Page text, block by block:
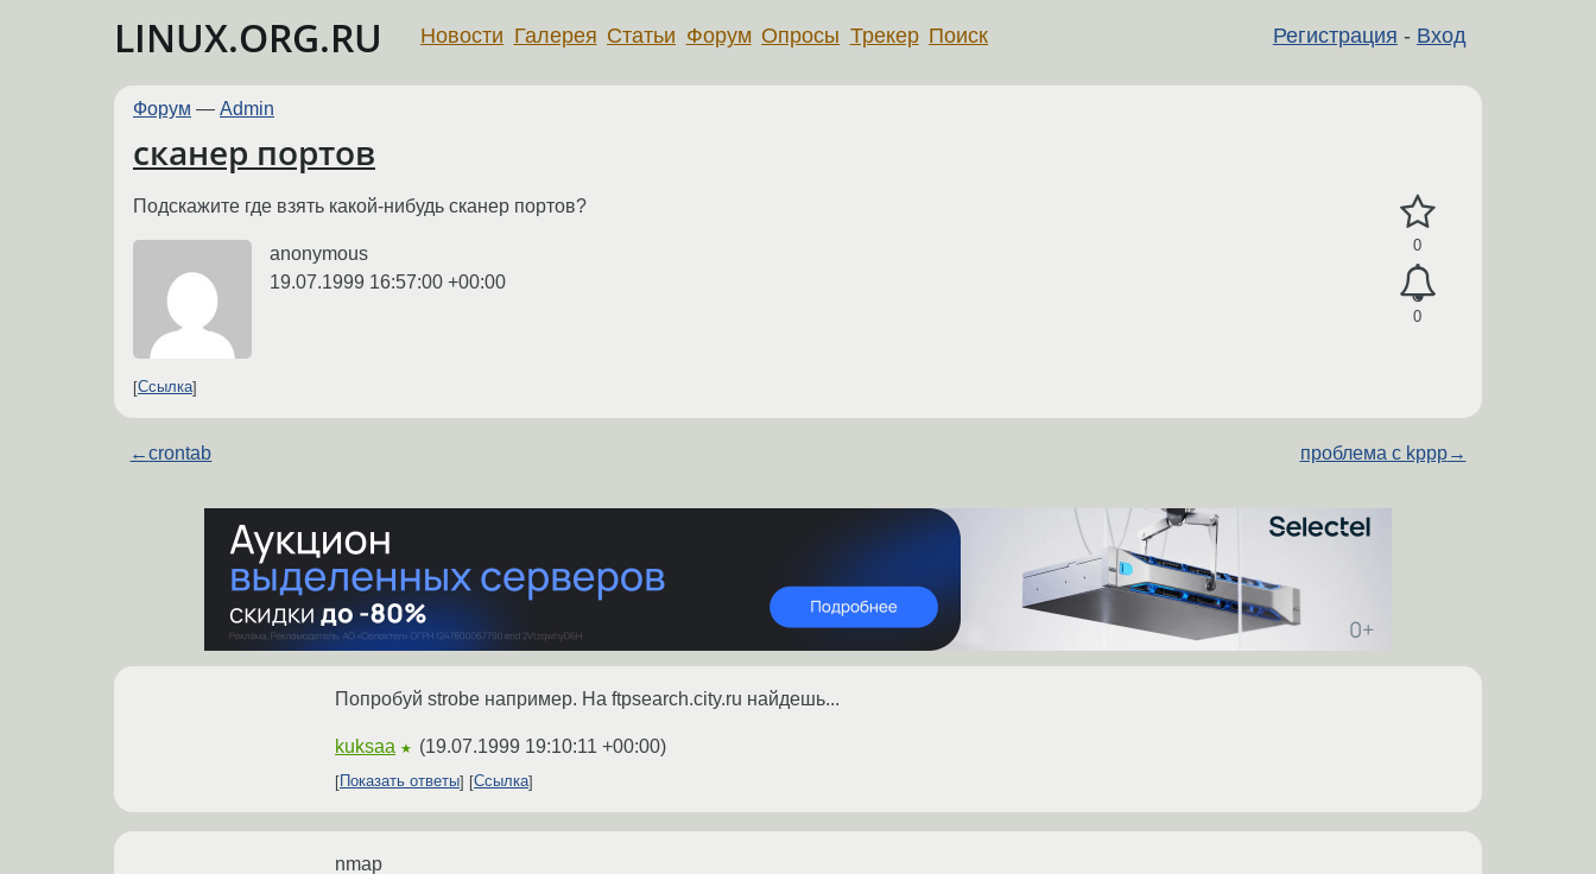
LINUX.ORG.RU Регистрация - Вход
Новости Галерея Статьи Форум Опросы Трекер Поиск
Форум — Admin
сканер портов
0
0
Подскажите где взять какой-нибудь сканер портов?
anonymous
19.07.1999 16:57:00 +00:00
Ссылка
←crontab проблема с kppp→
Попробуй strobe например. На ftpsearch.city.ru найдешь...
kuksaa ★ (19.07.1999 19:10:11 +00:00)
Показать ответы Ссылка
nmap